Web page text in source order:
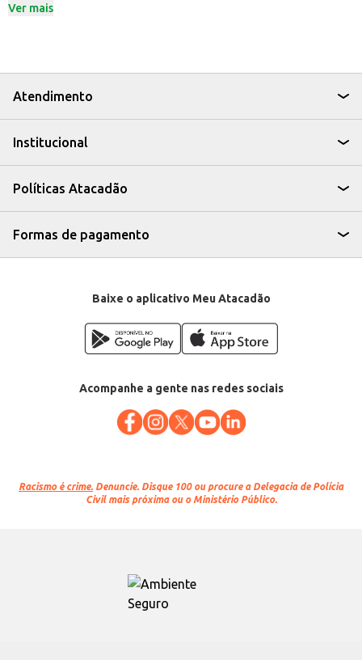
na remoção de sujeiras com maior praticidade, reduzindo o esforço
Utilize com água e produtos de limpeza adequados.
Higienize o mop após o uso para aumentar sua durabilidade.
O Mop Celeste com Balde combina praticidade, eficiência e conforto para
Ver mais
Atendimento
Institucional
Políticas Atacadão
Formas de pagamento
Baixe o aplicativo Meu Atacadão
Acompanhe a gente nas redes sociais
Racismo é crime. Denuncie. Disque 100 ou procure a Delegacia de Polícia
Civil mais próxima ou o Ministério Público.